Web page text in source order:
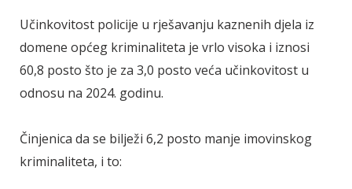
Učinkovitost policije u rješavanju kaznenih djela iz
domene općeg kriminaliteta je vrlo visoka i iznosi
60,8 posto što je za 3,0 posto veća učinkovitost u
odnosu na 2024. godinu.
Činjenica da se bilježi 6,2 posto manje imovinskog
kriminaliteta, i to: